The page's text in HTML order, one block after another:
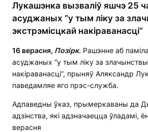
Лукашэнка вызваліў яшчэ 25
асуджаных “у тым ліку за
экстрэмісцкай накіраванасці”
16 верасня, Позірк. Рашэнне аб
асуджаных “у тым ліку за
накіраванасці”, прыняў Аляксандр
паведамляе яго прэс-служба.
Адпаведны ўказ, прымеркаваны да
адзінства, які адзначаецца ўладамі,
верасня